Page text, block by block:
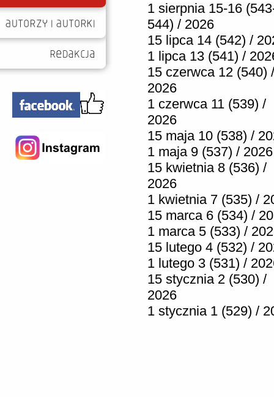
1 sierpnia 15-16
544) / 2026
15 lipca 14 (542) /
1 lipca 13 (541) /
15 czerwca 12 (540) /
2026
1 czerwca 11 (539) /
2026
15 maja 10 (538) /
1 maja 9 (537) / 2026
15 kwietnia 8 (536) /
2026
1 kwietnia 7 (535) /
15 marca 6 (534) /
1 marca 5 (533) /
15 lutego 4 (532) /
1 lutego 3 (531) /
15 stycznia 2 (530) /
2026
1 stycznia 1 (529) /